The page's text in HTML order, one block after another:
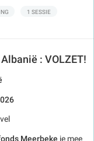
1 SESSIE
: VOLZET!
Meerbeke je mee